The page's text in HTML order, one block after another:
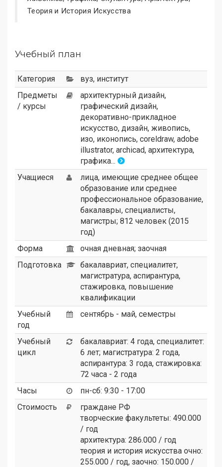
Теория и История Искусства
Учебный план
Категория вуз, институт
Предметы
/ курсы
архитектурный дизайн,
графический дизайн,
декоративно-прикладное
искусство, дизайн, живопись,
изо, иконопись, coreldraw, adobe
illustrator, archicad, архитектура,
графика...
Учащиеся
лица, имеющие среднее общее
образование или среднее
профессиональное образование,
бакалавры, специалисты,
магистры; 812 человек (2015
год)
Форма
очная дневная; заочная
Подготовка
бакалавриат, специалитет,
магистратура, аспирантура,
стажировка, повышение
квалификации
Учебный
год
сентябрь - май, семестры
Учебный
цикл
бакалавриат: 4 года, специалитет:
6 лет; магистратура: 2 года,
аспирантура: 3 года, стажировка:
72 часа - 2 года
Часы
пн-сб: 9:30 - 17:00
Стоимость
граждане РФ
творческие факультеты: 490.000
/ год
архитектура: 286.000 / год
теория и история искусства очно:
255.000 / год, заочно: 150.000 /